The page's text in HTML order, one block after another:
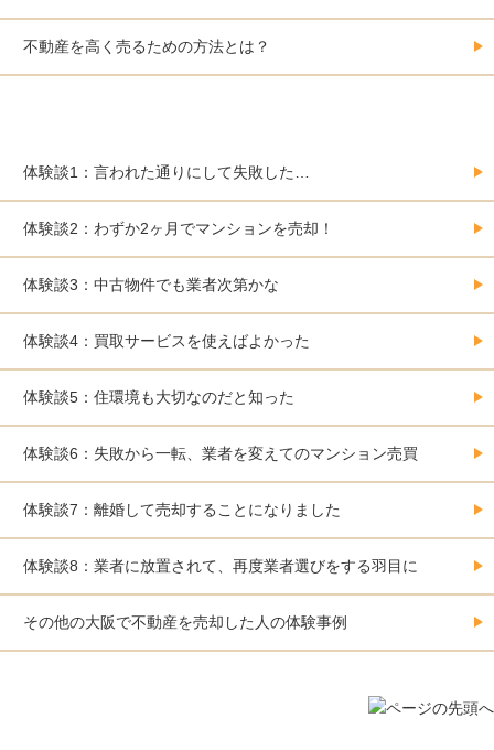
不動産を高く売るための方法とは？
体験談1：言われた通りにして失敗した…
体験談2：わずか2ヶ月でマンションを売却！
体験談3：中古物件でも業者次第かな
体験談4：買取サービスを使えばよかった
体験談5：住環境も大切なのだと知った
体験談6：失敗から一転、業者を変えてのマンション売買
体験談7：離婚して売却することになりました
体験談8：業者に放置されて、再度業者選びをする羽目に
その他の大阪で不動産を売却した人の体験事例